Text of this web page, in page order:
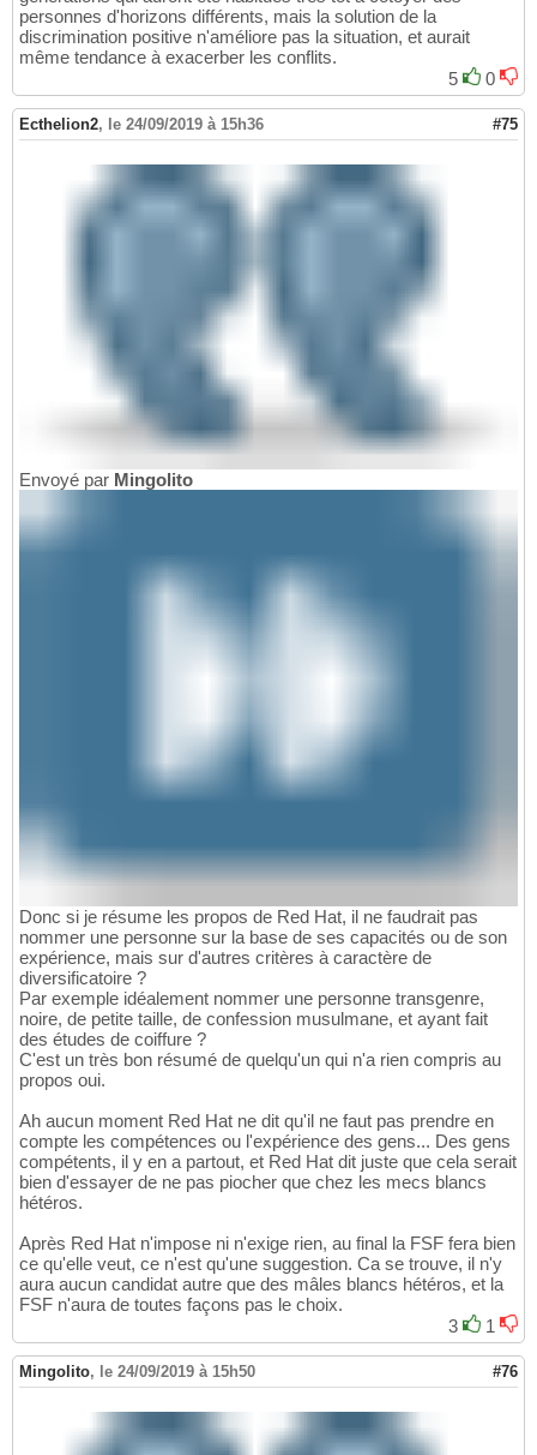
personnes d'horizons différents, mais la solution de la
discrimination positive n'améliore pas la situation, et aurait
même tendance à exacerber les conflits.
5
0
Ecthelion2, le 24/09/2019 à 15h36 #75
Envoyé par Mingolito
Donc si je résume les propos de Red Hat, il ne faudrait pas
nommer une personne sur la base de ses capacités ou de son
expérience, mais sur d'autres critères à caractère de
diversificatoire ?
Par exemple idéalement nommer une personne transgenre,
noire, de petite taille, de confession musulmane, et ayant fait
des études de coiffure ?
C'est un très bon résumé de quelqu'un qui n'a rien compris au
propos oui.
Ah aucun moment Red Hat ne dit qu'il ne faut pas prendre en
compte les compétences ou l'expérience des gens... Des gens
compétents, il y en a partout, et Red Hat dit juste que cela serait
bien d'essayer de ne pas piocher que chez les mecs blancs
hétéros.
Après Red Hat n'impose ni n'exige rien, au final la FSF fera bien
ce qu'elle veut, ce n'est qu'une suggestion. Ca se trouve, il n'y
aura aucun candidat autre que des mâles blancs hétéros, et la
FSF n'aura de toutes façons pas le choix.
3
1
Mingolito, le 24/09/2019 à 15h50 #76